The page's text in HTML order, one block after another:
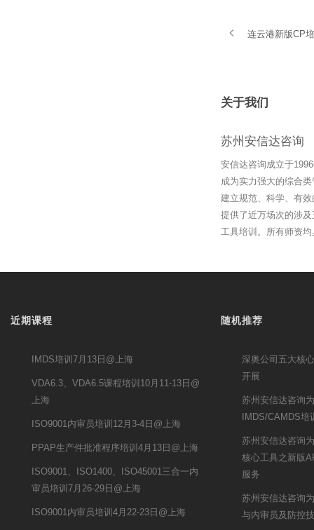
连云港新版CP
关于我们
苏州安信达咨询
安信达咨询成立于
成为实力强大的综合
建立规范、科学、有
提供了近万场次的涉
工具培训。所有师资
近期课程
IMDS培训7月13日@上海
VDA6.3、VDA6.5课程培训10月11-13日@
上海
ISO9001内审员培训12月3-4日@上海
PPAP生产件批准程序培训4月13日@上海
ISO9001、ISO1400、ISO45001三合一内
审员培训7月26-29日@上海
ISO9001内审员培训4月22-23日@上海
随机推荐
深奥公司五大核
开展
苏州安信达咨询
IMDS/CAMDS培
苏州安信达咨询
核心工具之新版
服务
苏州安信达咨询
与内审员及防控